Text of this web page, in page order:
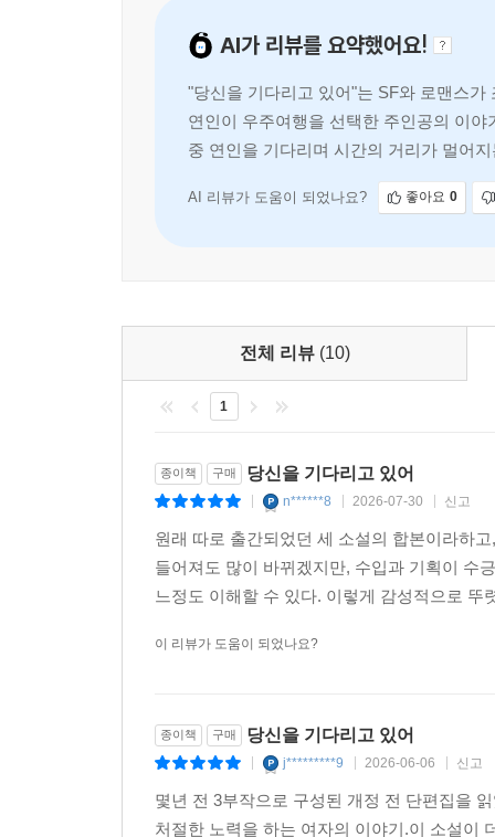
그러니까 당신이 나를 살린 거야. 당신이 지금
나는 계속 살고자 해. 당신을 살게 하기 위해서.
흔적이 바로 나니까. 내가 당신의 유적이니까. (〈
〈당신을 기다리고 있어〉의 남자가 좁은 우
차버리고, 이들의 재회는 자꾸만 지연된다. 수많
반복하여 목격한다. 남자를 향한 간절한 그리움
우주의 끝으로 날아오르는 마지막 모험
“시간은 차원과 같아. 다른 시간대는 다른 차원
(〈미래로 가는 사람들〉, p. 228)
다 쓰고 나면 후련해져서 다시는 아무것도 쓰
여행자 ‘성하’의 여정을 起(기)/承(승)/轉(전)/合(
자신의 존재와 역할에 회의를 느끼고, 우주의 끝
생각해볼 기회를 갖는다. 놀랍게도 ‘結(결)’이
AI가 리뷰를 요약했어요!
"당신을 기다리고 있어"는 SF와 로맨스
연인이 우주여행을 선택한 주인공의 이
중 연인을 기다리며 시간의 거리가 멀어
AI 리뷰가 도움이 되었나요? 좋아요 0
전체 리뷰 (10)
1
종이책 구매 당신을 기다리고 있어
n******8 2026-07-30 신고
원래 따로 출간되었던 세 소설의 합본이라하
들어져도 많이 바뀌겠지만, 수입과 기획이 수
느정도 이해할 수 있다. 이렇게 감성적으로
이 리뷰가 도움이 되었나요?
종이책 구매 당신을 기다리고 있어
j*********9 2026-06-06 신고
몇년 전 3부작으로 구성된 개정 전 단편집을
처절한 노력을 하는 여자의 이야기.이 소설이